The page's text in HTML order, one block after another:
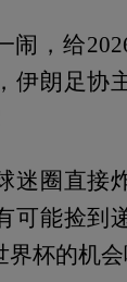
闹，给
伊朗足协
迷圈直接
可能捡到
杯的机会